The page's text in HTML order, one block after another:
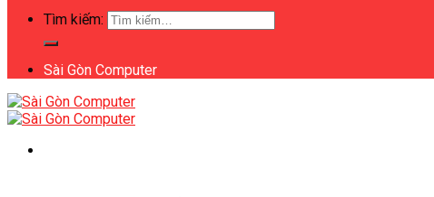
Tìm kiếm:
Sài Gòn Computer